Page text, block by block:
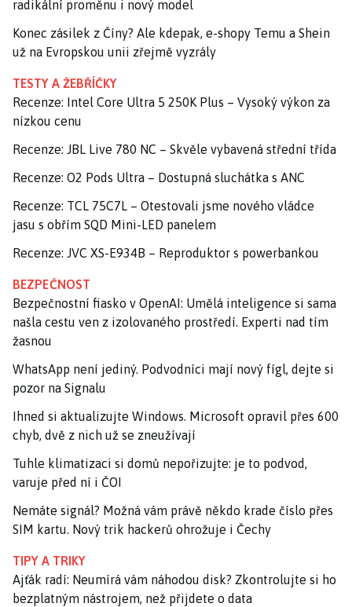
radikální proměnu i nový model
Konec zásilek z Číny? Ale kdepak, e-shopy Temu a Shein
už na Evropskou unii zřejmě vyzrály
TESTY A ŽEBŘÍČKY
Recenze: Intel Core Ultra 5 250K Plus – Vysoký výkon za
nízkou cenu
Recenze: JBL Live 780 NC – Skvěle vybavená střední třída
Recenze: O2 Pods Ultra – Dostupná sluchátka s ANC
Recenze: TCL 75C7L – Otestovali jsme nového vládce
jasu s obřím SQD Mini-LED panelem
Recenze: JVC XS-E934B – Reproduktor s powerbankou
BEZPEČNOST
Bezpečnostní fiasko v OpenAI: Umělá inteligence si sama
našla cestu ven z izolovaného prostředí. Experti nad tím
žasnou
WhatsApp není jediný. Podvodníci mají nový fígl, dejte si
pozor na Signalu
Ihned si aktualizujte Windows. Microsoft opravil přes 600
chyb, dvě z nich už se zneužívají
Tuhle klimatizaci si domů nepořizujte: je to podvod,
varuje před ní i ČOI
Nemáte signál? Možná vám právě někdo krade číslo přes
SIM kartu. Nový trik hackerů ohrožuje i Čechy
TIPY A TRIKY
Ajťák radí: Neumírá vám náhodou disk? Zkontrolujte si ho
bezplatným nástrojem, než přijdete o data